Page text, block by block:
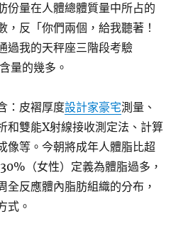
份量在人體總體質量中所占的
，反「你們兩個，給我聽著！
過我的天秤座三階段考驗
量的幾多。
：皮褶厚度設計家豪宅測量、
和雙能X射線接收測定法、計算
像等。今朝將成年人體脂比超
（女性）定義為體脂過多，
全反應體內脂肪組織的分布，
式。